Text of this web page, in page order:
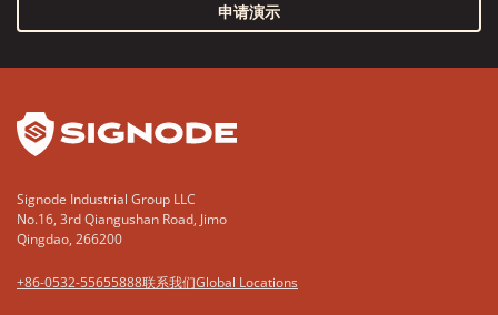
申请演示
Signode Industrial Group LLC
No.16, 3rd Qiangushan Road, Jimo
Qingdao, 266200
+86-0532-55655888联系我们Global Locations